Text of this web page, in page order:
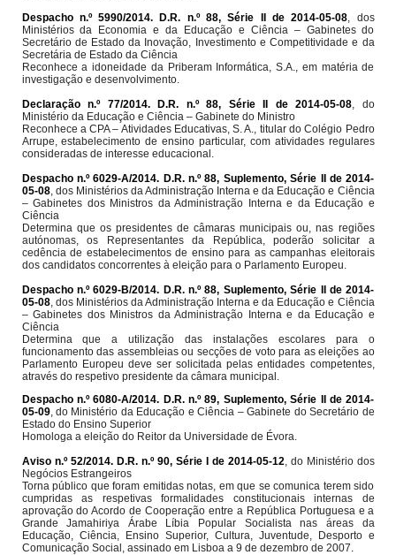
Despacho n.º 5990/2014. D.R. n.º 88, Série II de 2014-05-08 , dos
Ministérios da Economia e da Educação e Ciência – Gabinetes do
Secretário de Estado da Inovação, Investimento e Competitividade e da
Secretária de Estado da Ciência
Reconhece a idoneidade da Priberam Informática, S.A., em matéria de
investigação e desenvolvimento.
Declaração n.º 77/2014. D.R. n.º 88, Série II de 2014-05-08 , do
Ministério da Educação e Ciência – Gabinete do Ministro
Reconhece a CPA – Atividades Educativas, S. A., titular do Colégio Pedro
Arrupe, estabelecimento de ensino particular, com atividades regulares
consideradas de interesse educacional.
Despacho n.º 6029-A/2014. D.R. n.º 88, Suplemento, Série II de 2014-
05-08, dos Ministérios da Administração Interna e da Educação e Ciência
– Gabinetes dos Ministros da Administração Interna e da Educação e
Ciência
Determina que os presidentes de câmaras municipais ou, nas regiões
autónomas, os Representantes da República, poderão solicitar a
cedência de estabelecimentos de ensino para as campanhas eleitorais
dos candidatos concorrentes à eleição para o Parlamento Europeu.
Despacho n.º 6029-B/2014. D.R. n.º 88, Suplemento, Série II de 2014-
05-08, dos Ministérios da Administração Interna e da Educação e Ciência
– Gabinetes dos Ministros da Administração Interna e da Educação e
Ciência
Determina que a utilização das instalações escolares para o
funcionamento das assembleias ou secções de voto para as eleições ao
Parlamento Europeu deve ser solicitada pelas entidades competentes,
através do respetivo presidente da câmara municipal.
Despacho n.º 6080-A/2014. D.R. n.º 89, Suplemento, Série II de 2014-
05-09, do Ministério da Educação e Ciência – Gabinete do Secretário de
Estado do Ensino Superior
Homologa a eleição do Reitor da Universidade de Évora.
Aviso n.º 52/2014. D.R. n.º 90, Série I de 2014-05-12 , do Ministério dos
Negócios Estrangeiros
Torna público que foram emitidas notas, em que se comunica terem sido
cumpridas as respetivas formalidades constitucionais internas de
aprovação do Acordo de Cooperação entre a República Portuguesa e a
Grande Jamahiriya Árabe Líbia Popular Socialista nas áreas da
Educação, Ciência, Ensino Superior, Cultura, Juventude, Desporto e
Comunicação Social, assinado em Lisboa a 9 de dezembro de 2007.